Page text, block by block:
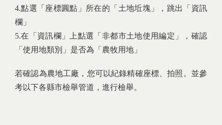
4.點選「座標圓點」所在的「土地坵塊」，跳出「資訊
欄」
5.在「資訊欄」上點選「非都市土地使用編定」，確認
「使用地類別」是否為「農牧用地」
若確認為農地工廠，您可以紀錄精確座標、拍照。並參
考以下各縣市檢舉管道，進行檢舉。